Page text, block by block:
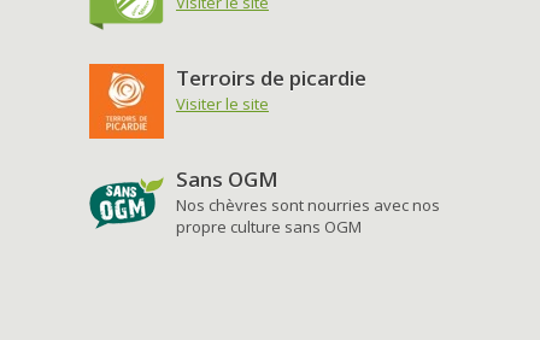
Terroirs de picardie
Visiter le site
Sans OGM
Nos chèvres sont nourries avec nos
propre culture sans OGM